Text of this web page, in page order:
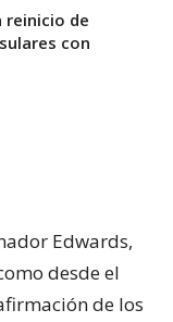
reinicio de
con
Edwards,
desde el
de los